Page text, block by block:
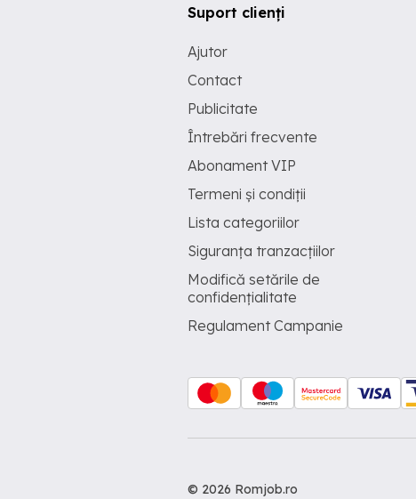
Suport clienți
Ajutor
Contact
Publicitate
Întrebări frecvente
Abonament VIP
Termeni și condiții
Lista categoriilor
Siguranța tranzacțiilor
Modifică setările de
confidențialitate
Regulament Campanie
© 2026 Romjob.ro